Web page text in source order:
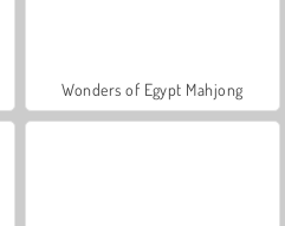
Wonders of Egypt Mahjong